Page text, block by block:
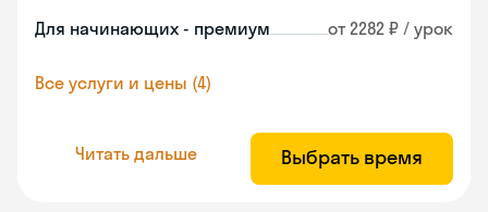
Для начинающих - премиум от 2282 ₽ / урок
Все услуги и цены (4)
Читать дальше Выбрать время